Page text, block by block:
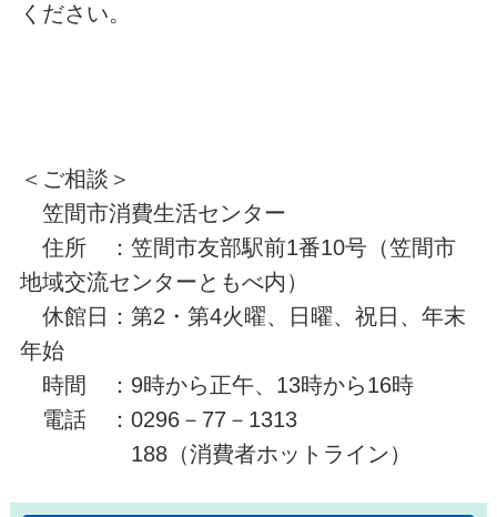
ください。
＜ご相談＞
笠間市消費生活センター
住所 ：笠間市友部駅前1番10号（笠間市
地域交流センターともべ内）
休館日：第2・第4火曜、日曜、祝日、年末
年始
時間 ：9時から正午、13時から16時
電話 ：0296－77－1313
188（消費者ホットライン）